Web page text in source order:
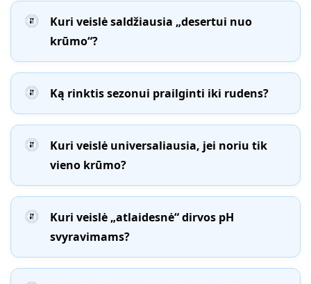
Kuri veislė saldžiausia „desertui nuo
krūmo“?
Ką rinktis sezonui prailginti iki rudens?
Kuri veislė universaliausia, jei noriu tik
vieno krūmo?
Kuri veislė „atlaidesnė“ dirvos pH
svyravimams?